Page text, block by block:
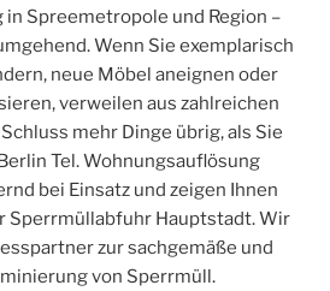
Spreemetropole und Region –
Wenn Sie exemplarisch
neue Möbel aneignen oder
verweilen aus zahlreichen
mehr Dinge übrig, als Sie
Tel. Wohnungsauflösung
bei Einsatz und zeigen Ihnen
Sperrmüllabfuhr Hauptstadt. Wir
zur sachgemäße und
von Sperrmüll.